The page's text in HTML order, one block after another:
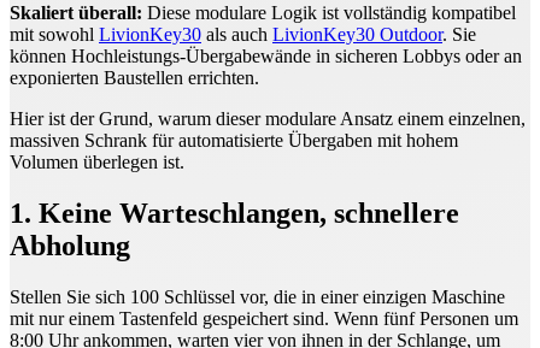
Skaliert überall: Diese modulare Logik ist vollständig kompatibel
mit sowohl LivionKey30 als auch LivionKey30 Outdoor. Sie
können Hochleistungs-Übergabewände in sicheren Lobbys oder an
exponierten Baustellen errichten.
Hier ist der Grund, warum dieser modulare Ansatz einem einzelnen,
massiven Schrank für automatisierte Übergaben mit hohem
Volumen überlegen ist.
1. Keine Warteschlangen, schnellere
Abholung
Stellen Sie sich 100 Schlüssel vor, die in einer einzigen Maschine
mit nur einem Tastenfeld gespeichert sind. Wenn fünf Personen um
8:00 Uhr ankommen, warten vier von ihnen in der Schlange, um